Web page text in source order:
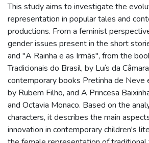
This study aims to investigate the
representation in popular tales and
productions. From a feminist
gender issues present in the short
and "A Rainha e as Irmãs", from the
Tradicionais do Brasil, by Luís da
contemporary books Pretinha de Neve
by Rubem Filho, and A Princesa
and Octavia Monaco. Based on the
characters, it describes the main
innovation in contemporary children's